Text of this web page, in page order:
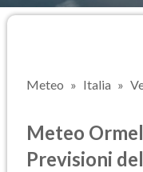
Meteo Italia
Meteo
Previsioni